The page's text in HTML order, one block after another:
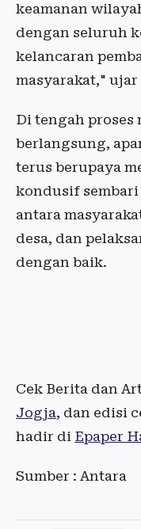
keamanan
dengan seluruh
kelancaran
masyarakat,"
Di tengah proses
berlangsung,
terus berupaya
kondusif
antara
desa, dan
dengan baik.
Cek Berita dan
Jogja, dan edisi
hadir di Epaper
Sumber : Antara